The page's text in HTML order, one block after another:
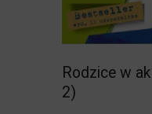
Rodzice w
2)